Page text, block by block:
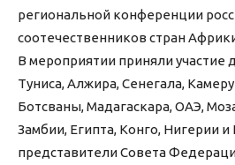
региональной конференции
соотечественников стран
В мероприятии приняли участие
Туниса, Алжира, Сенегала,
Ботсваны, Мадагаскара, ОАЭ,
Замбии, Египта, Конго, Нигерии
представители Совета